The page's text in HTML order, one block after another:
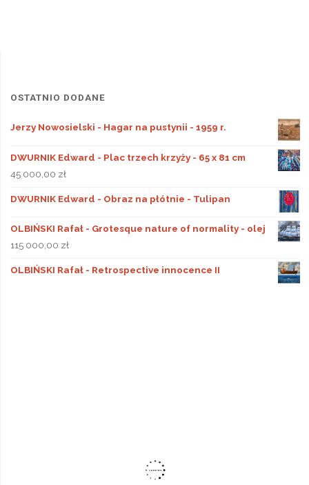
OSTATNIO DODANE
Jerzy Nowosielski - Hagar na pustynii - 1959 r.
DWURNIK Edward - Plac trzech krzyży - 65 x 81 cm
45 000,00 zł
DWURNIK Edward - Obraz na płótnie - Tulipan
OLBIŃSKI Rafał - Grotesque nature of normality - olej
115 000,00 zł
OLBIŃSKI Rafał - Retrospective innocence II